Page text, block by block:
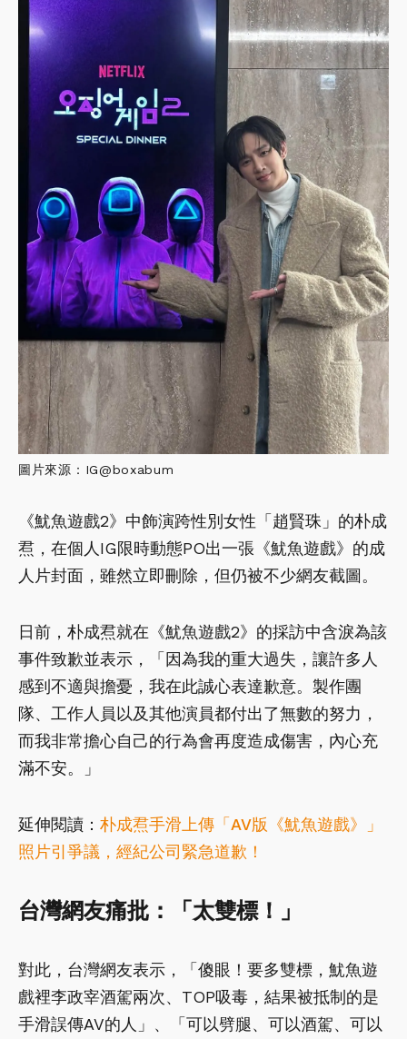
圖片來源：IG@boxabum
《魷魚遊戲2》中飾演跨性別女性「趙賢珠」的朴成
焄，在個人IG限時動態PO出一張《魷魚遊戲》的成
人片封面，雖然立即刪除，但仍被不少網友截圖。
日前，朴成焄就在《魷魚遊戲2》的採訪中含淚為該
事件致歉並表示，「因為我的重大過失，讓許多人
感到不適與擔憂，我在此誠心表達歉意。製作團
隊、工作人員以及其他演員都付出了無數的努力，
而我非常擔心自己的行為會再度造成傷害，內心充
滿不安。」
延伸閱讀： 朴成焄手滑上傳「AV版《魷魚遊戲》」
照片引爭議，經紀公司緊急道歉！
台灣網友痛批：「太雙標！」
對此，台灣網友表示，「傻眼！要多雙標，魷魚遊
戲裡李政宰酒駕兩次、TOP吸毒，結果被抵制的是
手滑誤傳AV的人」、「可以劈腿、可以酒駕、可以